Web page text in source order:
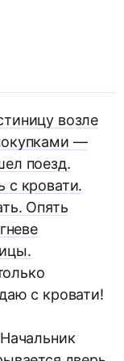
возле
—
поезд.
с кровати.
Опять
с кровати!